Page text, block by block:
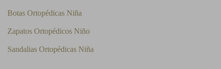
Botas Ortopédicas Niña
Zapatos Ortopédicos Niño
Sandalias Ortopédicas Niña